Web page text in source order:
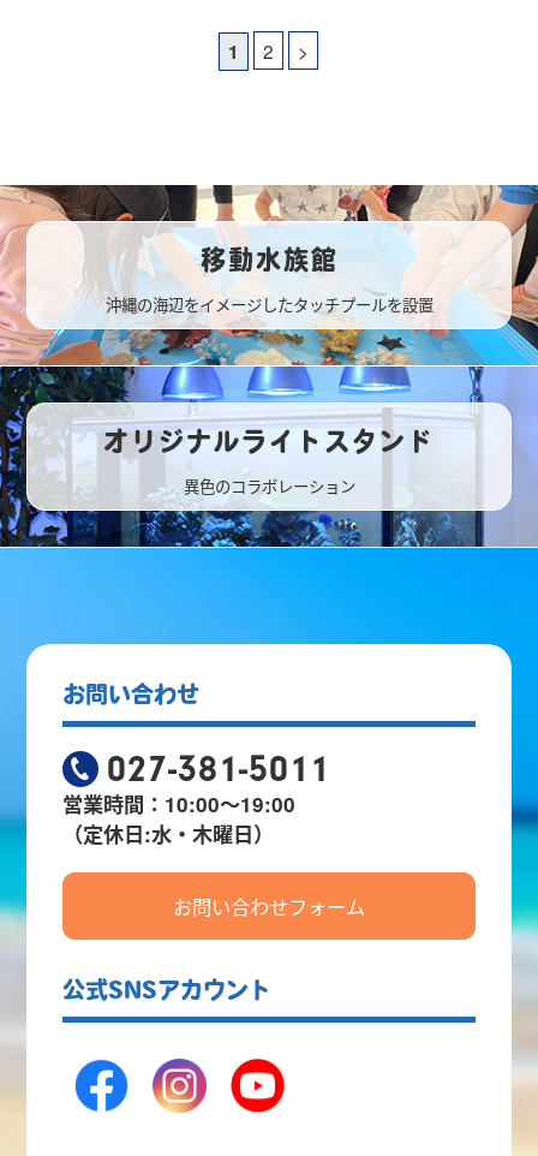
1 2 >
移動水族館
沖縄の海辺をイメージしたタッチプールを設置
オリジナルライトスタンド
異色のコラボレーション
お問い合わせ
027-381-5011
営業時間：10:00～19:00
（定休日:水・木曜日）
お問い合わせフォーム
公式SNSアカウント